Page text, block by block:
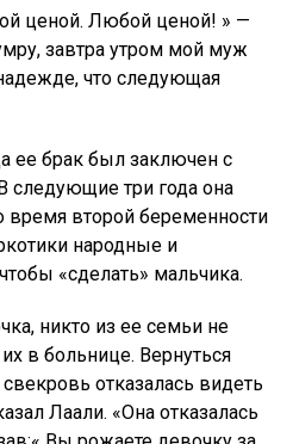
обедать после
нибудь бросал насмешку.
родился сын, для меня
она. «Моя семья
у моих девочек».
не желает
тот факт, что женщин
мужчин. Однако
скептически
цель исследования
о показателях
и благополучия семьи, а
населении», — сказал Сабу